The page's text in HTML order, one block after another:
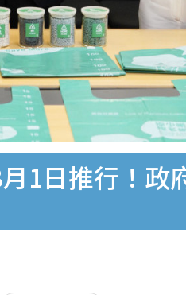
1日推行！政